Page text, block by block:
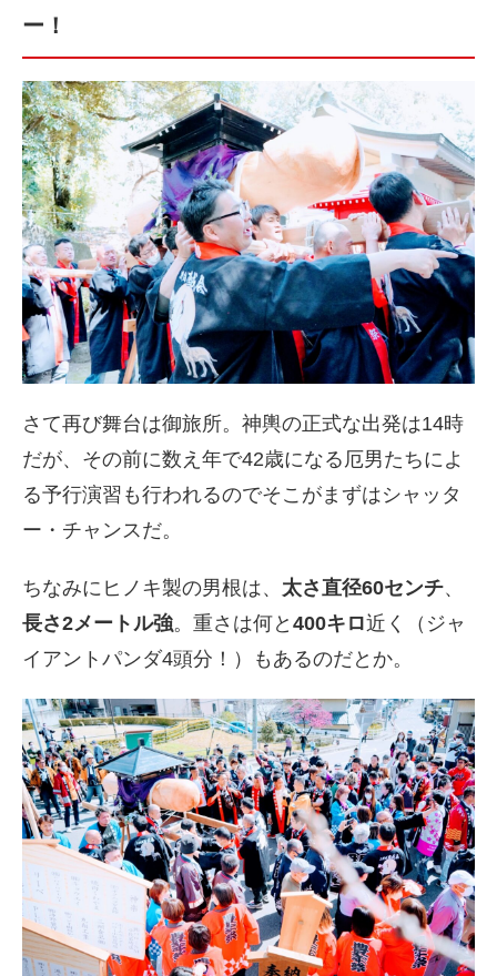
ー！
さて再び舞台は御旅所。神輿の正式な出発は14時
だが、その前に数え年で42歳になる厄男たちによ
る予行演習も行われるのでそこがまずはシャッタ
ー・チャンスだ。
ちなみにヒノキ製の男根は、 太さ直径60センチ、
長さ2メートル強。重さは何と 400キロ近く（ジャ
イアントパンダ4頭分！）もあるのだとか。